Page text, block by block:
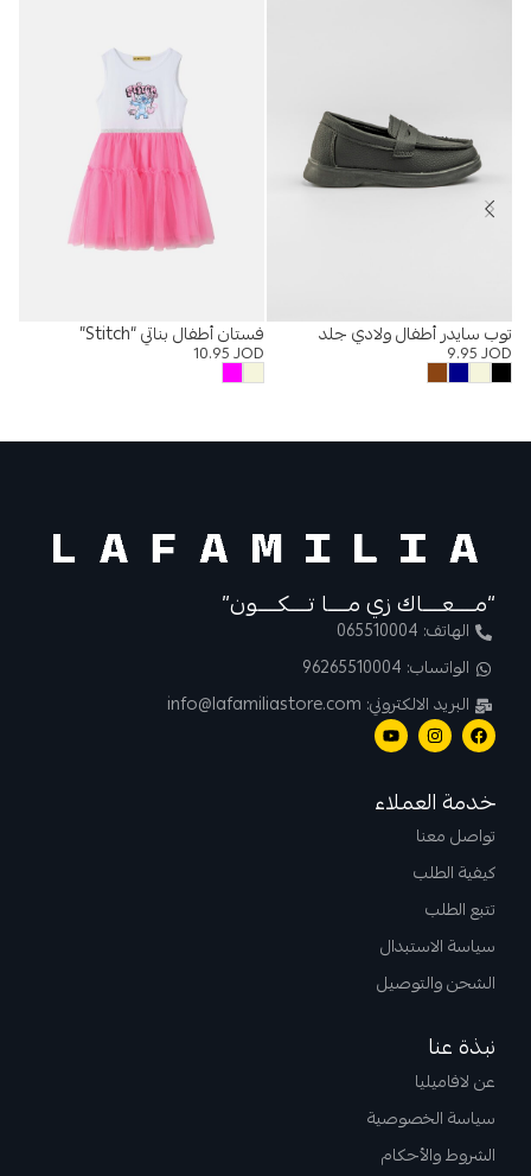
توب سايدر أطفال ولادي جلد
9.95JOD
فستان أطفال بناتي “Stitch”
10.95JOD
“مــــعــــاك زي مــــا تــــكــــون”
الهاتف: 065510004
الواتساب: 96265510004
البريد الالكتروني: info@lafamiliastore.com
خدمة العملاء
تواصل معنا
كيفية الطلب
تتبع الطلب
سياسة الاستبدال
الشحن والتوصيل
نبذة عنا
عن لافاميليا
سياسة الخصوصية
الشروط والأحكام